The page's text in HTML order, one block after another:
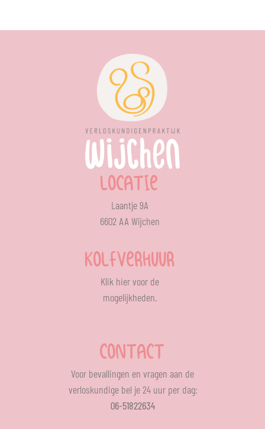
LOCATIE
Laantje 9A
6602 AA Wijchen
KOLFVERHUUR
Klik hiervoor de
mogelijkheden.
CONTACT
Voor bevallingen en vragen aan de
verloskundige bel je 24 uur per dag:
06-51822634